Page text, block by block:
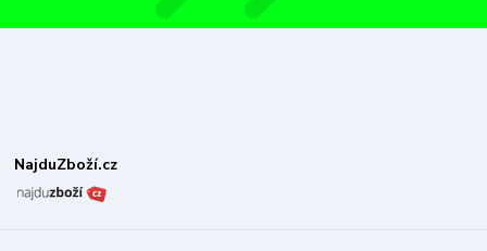
NajduZboží.cz